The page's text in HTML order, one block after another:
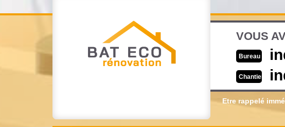
VOUS
Bureau
Chantier
Etre rappelé